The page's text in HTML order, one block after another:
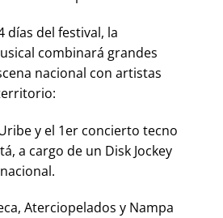
días del festival, la
combinará grandes
nacional con artistas
y el 1er concierto tecno
a cargo de un Disk Jockey
Aterciopelados y Nampa